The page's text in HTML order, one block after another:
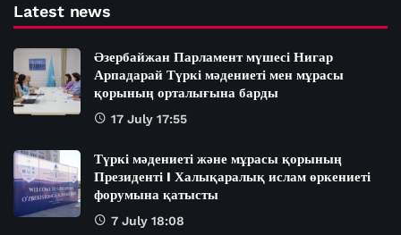
Latest news
Әзербайжан Парламент мүшесі Нигар
Арпадарай Түркі мәдениеті мен мұрасы
қорының орталығына барды
17 July 17:55
Түркі мәдениеті және мұрасы қорының
Президенті I Халықаралық ислам өркениеті
форумына қатысты
7 July 18:08